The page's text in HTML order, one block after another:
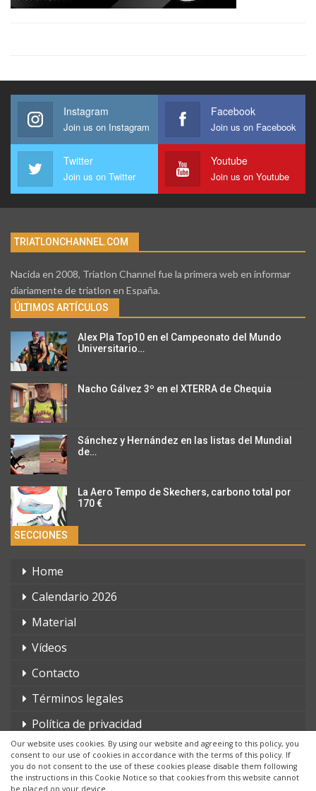
Our website uses cookies. By using our website and agreeing to this policy, you
consent to our use of cookies in accordance with the terms of this policy. If
you do not consent to the use of these cookies please disable them following
the instructions in this Cookie Notice so that cookies from this website cannot
be placed on your device.
Instagram
Join us on Instagram
Facebook
Join us on Facebook
Twitter
Join us on Twitter
Youtube
Join us on Youtube
TRIATLONCHANNEL.COM
Nacida en 2008, Triatlon Channel fue la primera web en informar
diariamente de triatlon en España.
ÚLTIMOS ARTÍCULOS
Alex Pla Top10 en el Campeonato del Mundo
Universitario…
Nacho Gálvez 3º en el XTERRA de Chequia
Sánchez y Hernández en las listas del Mundial
de…
La Aero Tempo de Skechers, carbono total por
170 €
SECCIONES
Home
Calendario 2026
Material
Vídeos
Contacto
Términos legales
Política de privacidad